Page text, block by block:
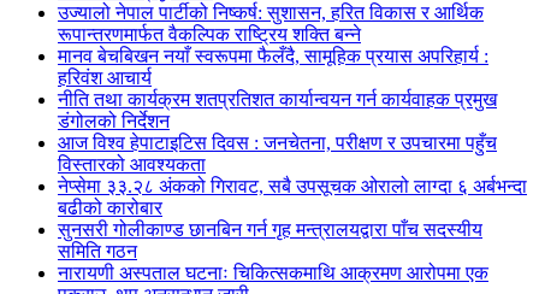
उज्यालो नेपाल पार्टीको निष्कर्ष: सुशासन, हरित विकास र आर्थिक
रूपान्तरणमार्फत वैकल्पिक राष्ट्रिय शक्ति बन्ने
मानव बेचबिखन नयाँ स्वरूपमा फैलँदै, सामूहिक प्रयास अपरिहार्य :
हरिवंश आचार्य
नीति तथा कार्यक्रम शतप्रतिशत कार्यान्वयन गर्न कार्यवाहक प्रमुख
डंगोलको निर्देशन
आज विश्व हेपाटाइटिस दिवस : जनचेतना, परीक्षण र उपचारमा पहुँच
विस्तारको आवश्यकता
नेप्सेमा ३३.२८ अंकको गिरावट, सबै उपसूचक ओरालो लाग्दा ६ अर्बभन्दा
बढीको कारोबार
सुनसरी गोलीकाण्ड छानबिन गर्न गृह मन्त्रालयद्वारा पाँच सदस्यीय
समिति गठन
नारायणी अस्पताल घटनाः चिकित्सकमाथि आक्रमण आरोपमा एक